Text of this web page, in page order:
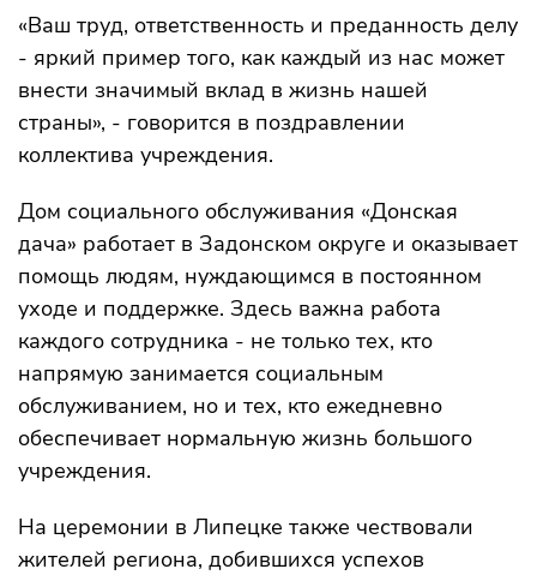
«Ваш труд, ответственность и преданность делу
- яркий пример того, как каждый из нас может
внести значимый вклад в жизнь нашей
страны», - говорится в поздравлении
коллектива учреждения.
Дом социального обслуживания «Донская
дача» работает в Задонском округе и оказывает
помощь людям, нуждающимся в постоянном
уходе и поддержке. Здесь важна работа
каждого сотрудника - не только тех, кто
напрямую занимается социальным
обслуживанием, но и тех, кто ежедневно
обеспечивает нормальную жизнь большого
учреждения.
На церемонии в Липецке также чествовали
жителей региона, добившихся успехов